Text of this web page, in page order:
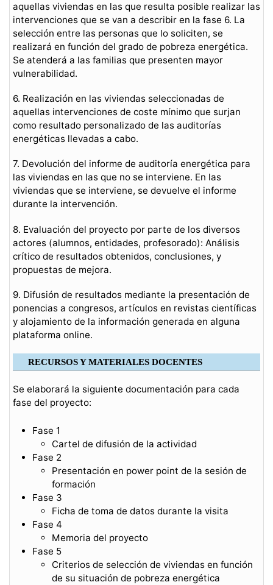
aquellas viviendas en las que resulta posible realizar las
intervenciones que se van a describir en la fase 6. La
selección entre las personas que lo soliciten, se
realizará en función del grado de pobreza energética.
Se atenderá a las familias que presenten mayor
vulnerabilidad.
6. Realización en las viviendas seleccionadas de
aquellas intervenciones de coste mínimo que surjan
como resultado personalizado de las auditorías
energéticas llevadas a cabo.
7. Devolución del informe de auditoría energética para
las viviendas en las que no se interviene. En las
viviendas que se interviene, se devuelve el informe
durante la intervención.
8. Evaluación del proyecto por parte de los diversos
actores (alumnos, entidades, profesorado): Análisis
crítico de resultados obtenidos, conclusiones, y
propuestas de mejora.
9. Difusión de resultados mediante la presentación de
ponencias a congresos, artículos en revistas científicas
y alojamiento de la información generada en alguna
plataforma online.
RECURSOS Y MATERIALES DOCENTES
Se elaborará la siguiente documentación para cada
fase del proyecto:
Fase 1
Cartel de difusión de la actividad
Fase 2
Presentación en power point de la sesión de
formación
Fase 3
Ficha de toma de datos durante la visita
Fase 4
Memoria del proyecto
Fase 5
Criterios de selección de viviendas en función
de su situación de pobreza energética